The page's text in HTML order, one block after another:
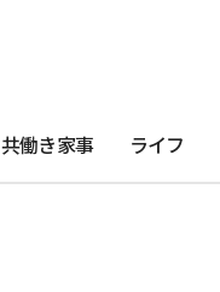
共働き家事 ライフ